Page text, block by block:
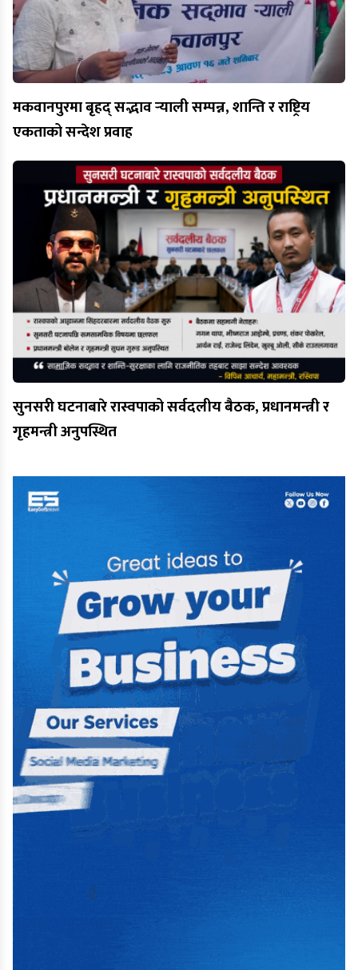
मकवानपुरमा बृहद् सद्भाव र्‍याली सम्पन्न, शान्ति र राष्ट्रिय
एकताको सन्देश प्रवाह
सुनसरी घटनाबारे रास्वपाको सर्वदलीय बैठक, प्रधानमन्त्री र
गृहमन्त्री अनुपस्थित